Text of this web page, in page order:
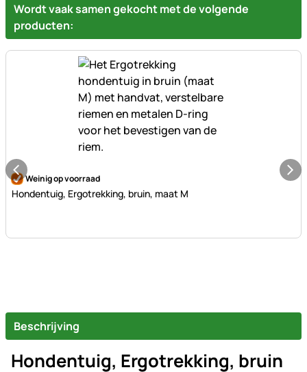
Wordt vaak samen gekocht met de volgende
producten:
Nog geen beoordelingen geplaatst
Weinig op voorraad
Hondentuig, Ergotrekking, bruin, maat M
Beschrijving
Hondentuig, Ergotrekking, bruin